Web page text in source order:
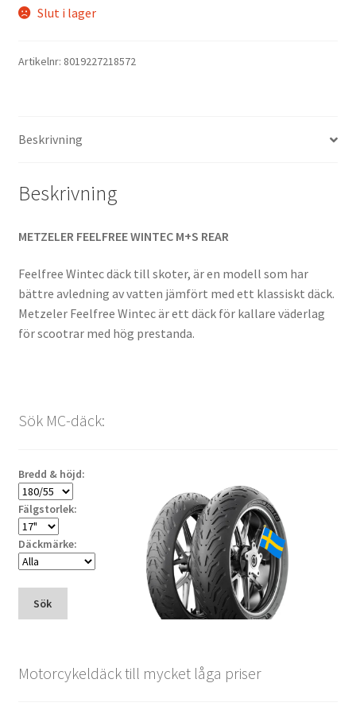
Slut i lager
Artikelnr: 8019227218572
Beskrivning
Beskrivning
METZELER FEELFREE WINTEC M+S REAR
Feelfree Wintec däck till skoter, är en modell som har
bättre avledning av vatten jämfört med ett klassiskt däck.
Metzeler Feelfree Wintec är ett däck för kallare väderlag
för scootrar med hög prestanda.
Sök MC-däck:
Bredd & höjd:
Fälgstorlek:
Däckmärke:
Sök
Motorcykeldäck till mycket låga priser